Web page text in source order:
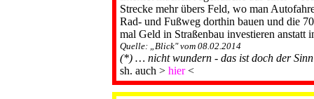
Strecke mehr übers Feld, wo man
Rad- und Fußweg dorthin bauen und die
mal Geld in Straßenbau investieren
Quelle: „Blick" vom 08.02.2014
(*) … nicht wundern - das ist doch der
sh. auch > hier<